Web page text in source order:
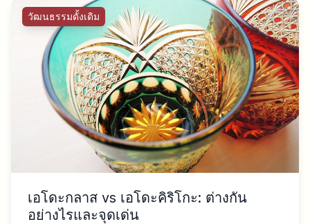
วัฒนธรรมดั้งเดิม
เอโดะกลาส vs เอโดะคิริโกะ: ต่างกัน
อย่างไรและจุดเด่น